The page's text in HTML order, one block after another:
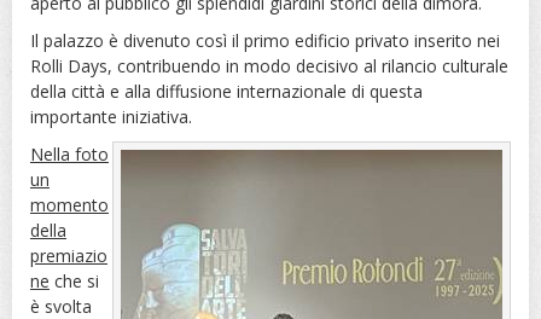
Il palazzo è divenuto così il primo edificio privato inserito nei
Rolli Days, contribuendo in modo decisivo al rilancio culturale
della città e alla diffusione internazionale di questa
importante iniziativa.
Nella foto
un
momento
della
premiazio
ne che si
è svolta